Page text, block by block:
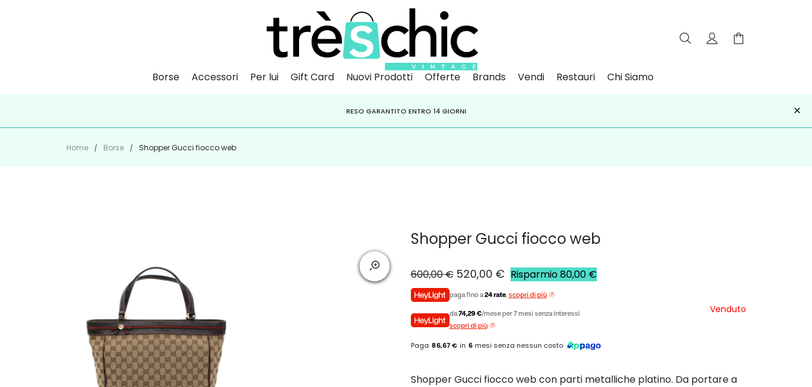
Borse Accessori Per lui Gift Card Nuovi Prodotti Offerte Brands Vendi Restauri Chi Siamo
PAGA A RATE CONKLARNA,HEYLIGHT,APPAGO
ISCRIVITI ALLA NEWSLETTER PER NON PERDERE SCONTI E OFFERTE IMPERDIBILI!
RESO GARANTITO ENTRO 14 GIORNI ×
Home Borse Shopper Gucci fiocco web
Shopper Gucci fiocco web
600,00€ 520,00 € Risparmio80,00 €
paga fino a24 rate, scopri di più
da74,29 €/mese per 7 mesi senza interessi
scopri di più
Paga 86,67 € in 6 mesi senza nessun costo
Venduto
Shopper Gucci fiocco web con parti metalliche platino. Da portare a